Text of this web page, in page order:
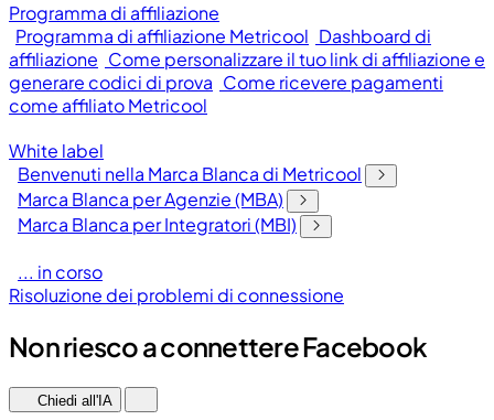
Programma di affiliazione
Programma di affiliazione Metricool Dashboard di
affiliazione Come personalizzare il tuo link di affiliazione e
generare codici di prova Come ricevere pagamenti
come affiliato Metricool
White label
Benvenuti nella Marca Blanca di Metricool
Marca Blanca per Agenzie (MBA)
Marca Blanca per Integratori (MBI)
... in corso
Risoluzione dei problemi di connessione
Non riesco a connettere Facebook
Chiedi all'IA